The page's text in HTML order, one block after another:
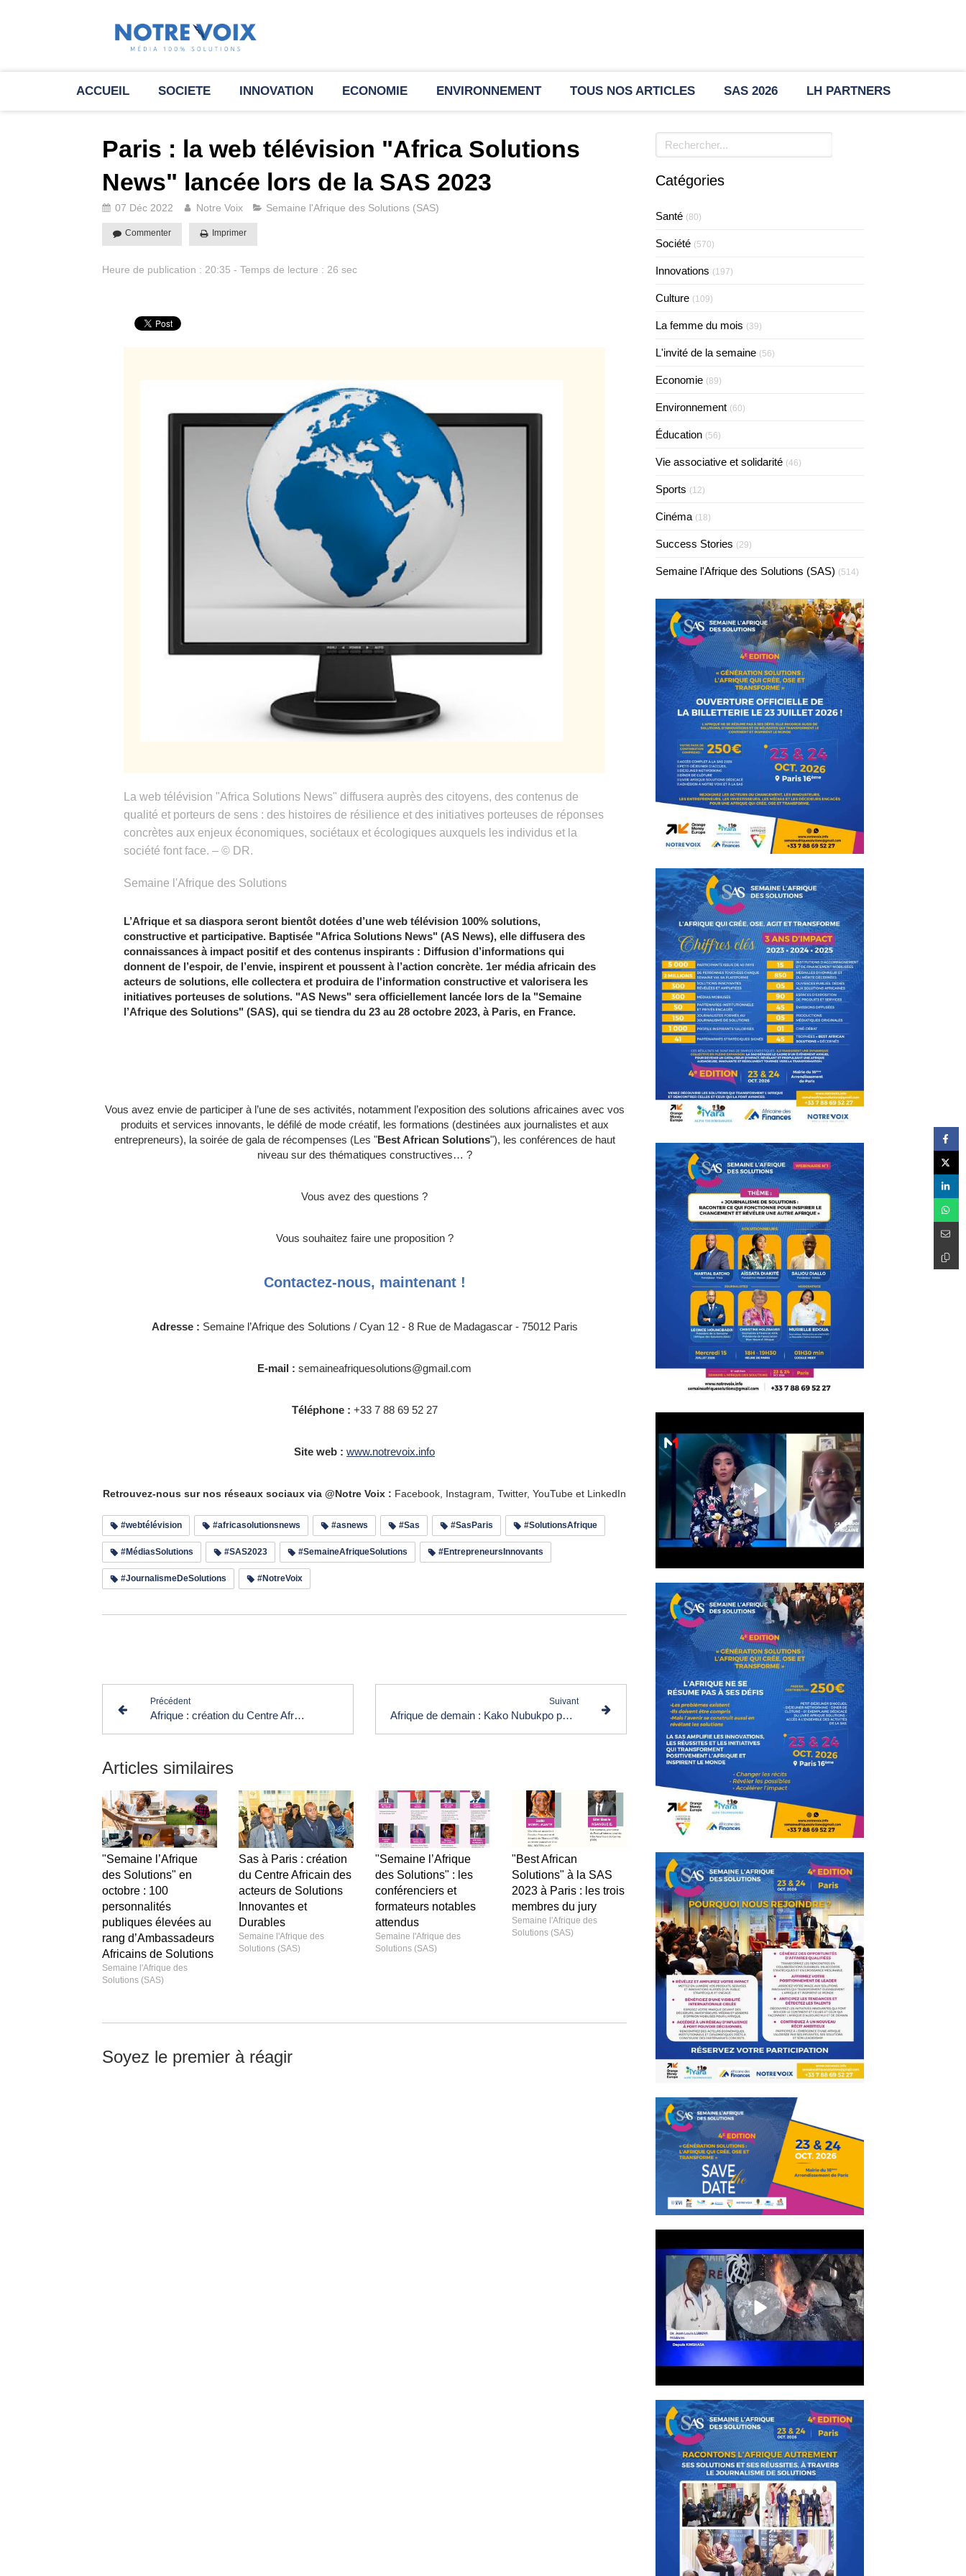
ACCUEIL SOCIETE INNOVATION ECONOMIE ENVIRONNEMENT TOUS NOS ARTICLES SAS 2026 LH PARTNERS
Paris : la web télévision "Africa Solutions
News" lancée lors de la SAS 2023
07 Déc 2022 Notre Voix Semaine l'Afrique des Solutions (SAS)
Commenter Imprimer
Heure de publication : 20:35 - Temps de lecture : 26 sec
La web télévision "Africa Solutions News" diffusera auprès des citoyens, des contenus de
qualité et porteurs de sens : des histoires de résilience et des initiatives porteuses de réponses
concrètes aux enjeux économiques, sociétaux et écologiques auxquels les individus et la
société font face. – © DR.
Semaine l'Afrique des Solutions
L’Afrique et sa diaspora seront bientôt dotées d’une web télévision 100% solutions,
constructive et participative. Baptisée "Africa Solutions News" (AS News), elle diffusera des
connaissances à impact positif et des contenus inspirants : Diffusion d’informations qui
donnent de l’espoir, de l’envie, inspirent et poussent à l’action concrète. 1er média africain des
acteurs de solutions, elle collectera et produira de l'information constructive et valorisera les
initiatives porteuses de solutions. "AS News" sera officiellement lancée lors de la "Semaine
l’Afrique des Solutions" (SAS), qui se tiendra du 23 au 28 octobre 2023, à Paris, en France.
Vous avez envie de participer à l’une de ses activités, notamment l’exposition des solutions africaines avec vos
produits et services innovants, le défilé de mode créatif, les formations (destinées aux journalistes et aux
entrepreneurs), la soirée de gala de récompenses (Les "Best African Solutions"), les conférences de haut
niveau sur des thématiques constructives… ?
Vous avez des questions ?
Vous souhaitez faire une proposition ?
Contactez-nous, maintenant !
Adresse : Semaine l’Afrique des Solutions / Cyan 12 - 8 Rue de Madagascar - 75012 Paris
E-mail : semaineafriquesolutions@gmail.com
Téléphone : +33 7 88 69 52 27
Site web : www.notrevoix.info
Retrouvez-nous sur nos réseaux sociaux via @Notre Voix : Facebook, Instagram, Twitter, YouTube et LinkedIn
#webtélévision #africasolutionsnews #asnews #Sas #SasParis #SolutionsAfrique
#MédiasSolutions #SAS2023 #SemaineAfriqueSolutions #EntrepreneursInnovants
#JournalismeDeSolutions #NotreVoix
Précédent
Afrique : création du Centre Africain des Journalistes de Solutions à la SAS 2023
Suivant
Afrique de demain : Kako Nubukpo publie "Une solutions pour l’Afrique"
Articles similaires
"Semaine l’Afrique
des Solutions" en
octobre : 100
personnalités
publiques élevées au
rang d’Ambassadeurs
Africains de Solutions
Semaine l'Afrique des
Solutions (SAS)
Sas à Paris : création
du Centre Africain des
acteurs de Solutions
Innovantes et
Durables
Semaine l'Afrique des
Solutions (SAS)
"Semaine l’Afrique
des Solutions" : les
conférenciers et
formateurs notables
attendus
Semaine l'Afrique des
Solutions (SAS)
"Best African
Solutions" à la SAS
2023 à Paris : les trois
membres du jury
Semaine l'Afrique des
Solutions (SAS)
Soyez le premier à réagir
Rechercher
Catégories
Santé (80)
Société (570)
Innovations (197)
Culture (109)
La femme du mois (39)
L'invité de la semaine (56)
Economie (89)
Environnement (60)
Éducation (56)
Vie associative et solidarité (46)
Sports (12)
Cinéma (18)
Success Stories (29)
Semaine l'Afrique des Solutions (SAS) (514)